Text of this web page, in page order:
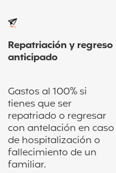
Repatriación y regreso
anticipado
Gastos al 100% si
tienes que ser
repatriado o regresar
con antelación en caso
de hospitalización o
fallecimiento de un
familiar.